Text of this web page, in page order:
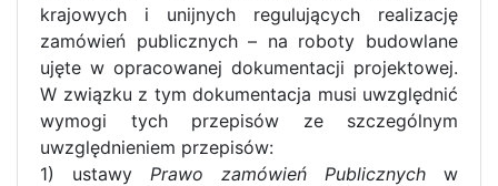
krajowych i unijnych regulujących realizację
zamówień publicznych – na roboty budowlane
ujęte w opracowanej dokumentacji projektowej.
W związku z tym dokumentacja musi uwzględnić
wymogi tych przepisów ze szczególnym
uwzględnieniem przepisów:
1) ustawy Prawo zamówień Publicznych w